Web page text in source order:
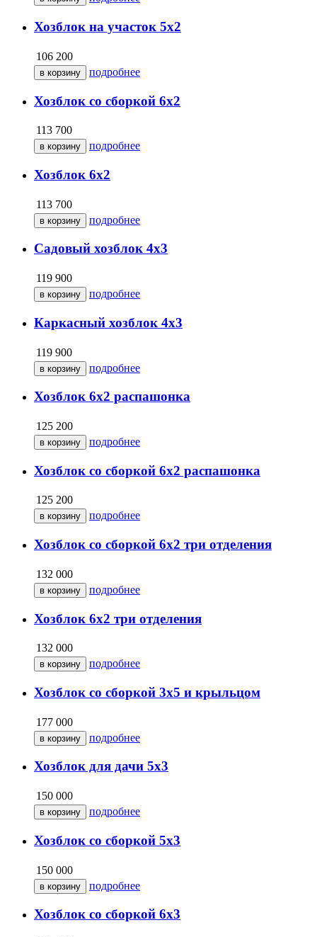
Хозблок на участок 5х2
106 200
подробнее
Хозблок со сборкой 6х2
113 700
подробнее
Хозблок 6х2
113 700
подробнее
Садовый хозблок 4х3
119 900
подробнее
Каркасный хозблок 4х3
119 900
подробнее
Хозблок 6х2 распашонка
125 200
подробнее
Хозблок со сборкой 6х2 распашонка
125 200
подробнее
Хозблок со сборкой 6х2 три отделения
132 000
подробнее
Хозблок 6х2 три отделения
132 000
подробнее
Хозблок со сборкой 3х5 и крыльцом
177 000
подробнее
Хозблок для дачи 5х3
150 000
подробнее
Хозблок со сборкой 5х3
150 000
подробнее
Хозблок со сборкой 6х3